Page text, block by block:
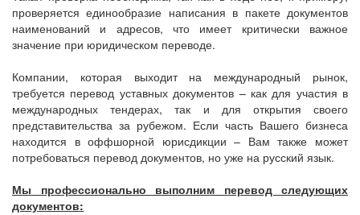
проверяется единообразие написания в пакете документов
наименований и адресов, что имеет критически важное
значение при юридическом переводе.
Компании, которая выходит на международный рынок,
требуется перевод уставных документов – как для участия в
международных тендерах, так и для открытия своего
представительства за рубежом. Если часть Вашего бизнеса
находится в оффшорной юрисдикции – Вам также может
потребоваться перевод документов, но уже на русский язык.
Мы профессионально выполним перевод следующих
документов: